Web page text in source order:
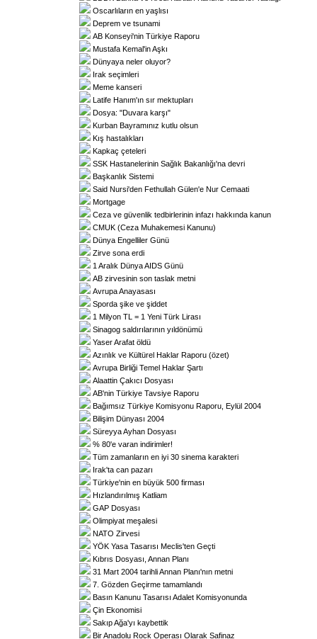
Oscarlıların en yaşlısı
Deprem ve tsunami
AB Konseyi'nin Türkiye Raporu
Mustafa Kemal'in Aşkı
Dünyaya neler oluyor?
Irak seçimleri
Meme kanseri
Latife Hanım'ın sır mektupları
Dosya: "Duvara karşı"
Kurban Bayramınız kutlu olsun
Kış hastalıkları
Kapkaç çeteleri
SSK Hastanelerinin Sağlık Bakanlığı'na devri
Başkanlık Sistemi
Said Nursi'den Fethullah Gülen'e Nur Cemaati
Mortgage
Ceza ve güvenlik tedbirlerinin infazı hakkında kanun
CMUK (Ceza Muhakemesi Kanunu)
Dünya Engelliler Günü
Zirve sona erdi
1 Aralık Dünya AIDS Günü
AB zirvesinin son taslak metni
Avrupa Anayasası
Sporda şike ve şiddet
1 Milyon TL = 1 Yeni Türk Lirası
Sinagog saldırılarının yıldönümü
Yaser Arafat öldü
Azınlık ve Kültürel Haklar Raporu (özet)
Avrupa Birliği Temel Haklar Şartı
Alaattin Çakıcı Dosyası
AB'nin Türkiye Tavsiye Raporu
Bağımsız Türkiye Komisyonu Raporu, Eylül 2004
Bilişim Dünyası 2004
Süreyya Ayhan Dosyası
% 80'e varan indirimler!
Tüm zamanların en iyi 30 sinema karakteri
Irak'ta can pazarı
Türkiye'nin en büyük 500 firması
Hızlandırılmış Katliam
GAP Dosyası
Olimpiyat meşalesi
NATO Zirvesi
YÖK Yasa Tasarısı Meclis'ten Geçti
Kıbrıs Dosyası, Annan Planı
31 Mart 2004 tarihli Annan Planı'nın metni
7. Gözden Geçirme tamamlandı
Basın Kanunu Tasarısı Adalet Komisyonunda
Çin Ekonomisi
Sakıp Ağa'yı kaybettik
Bir Anadolu Rock Operası Olarak Safinaz